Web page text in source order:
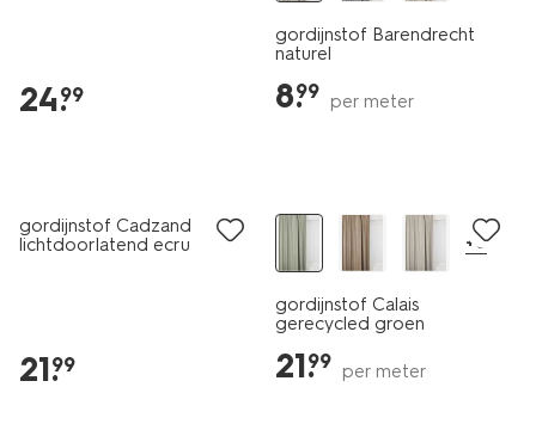
24.
99
gordijnstof Barendrecht
naturel
8.
99 per meter
gordijnstof Cadzand
lichtdoorlatend ecru
21.
99
+6
gordijnstof Calais
gerecycled groen
21.
99 per meter